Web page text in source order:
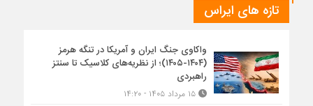
تازه های ایراس
واکاوی جنگ ایران و آمریکا در تنگه هرمز
(۱۴۰۴-۱۴۰۵)؛ از نظریه‌های کلاسیک تا سنتز
راهبردی
۱۵ مرداد ۱۴۰۵ - ۱۴:۲۰